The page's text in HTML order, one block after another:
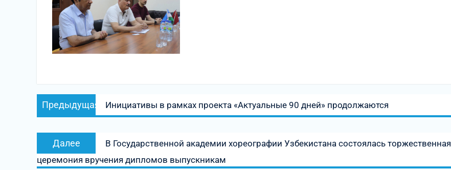
Навигация
по
Предыдущая
запись:
Инициативы в рамках проекта «Актуальные 90 дней» продолжаются
Далее
запись:
В Государственной академии хореографии Узбекистана состоялась торжественная
церемония вручения дипломов выпускникам